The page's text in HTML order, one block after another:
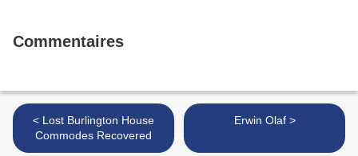
Commentaires
< Lost Burlington House
Commodes Recovered
Erwin Olaf >